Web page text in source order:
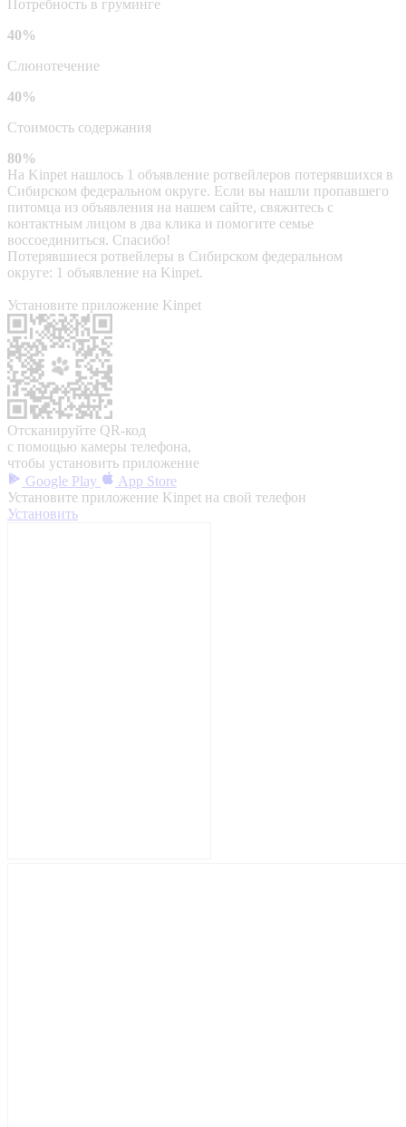
Потребность в груминге
40%
Слюнотечение
40%
Стоимость содержания
80%
На Kinpet нашлось 1 объявление ротвейлеров потерявшихся в
Сибирском федеральном округе. Если вы нашли пропавшего
питомца из объявления на нашем сайте, свяжитесь с
контактным лицом в два клика и помогите семье
воссоединиться. Спасибо!
Потерявшиеся ротвейлеры в Сибирском федеральном
округе: 1 объявление на Kinpet.
Установите приложение Kinpet
Отсканируйте QR-код
с помощью камеры телефона,
чтобы установить приложение
Google Play
App Store
Установите приложение Kinpet на свой телефон
Установить